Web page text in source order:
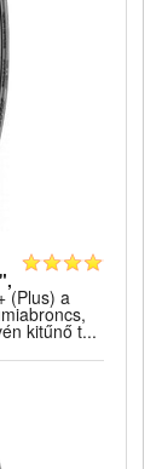
(Plus) a
kitűnő t...